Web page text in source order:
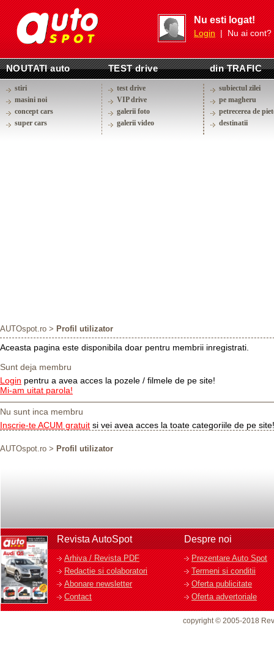
Nu esti logat!
Login| Nu ai cont?
NOUTATI auto TEST drive din TRAFIC
stiri
masini noi
concept cars
super cars
test drive
VIP drive
galerii foto
galerii video
subiectul zilei
pe magheru
petrecerea de
destinatii
AUTOspot.ro > Profil utilizator
Aceasta pagina este disponibila doar pentru membrii inregistrati.
Sunt deja membru
Login pentru a avea acces la pozele / filmele de pe site!
Mi-am uitat parola!
Nu sunt inca membru
Inscrie-te ACUM gratuit si vei avea acces la toate categoriile de pe site!
AUTOspot.ro > Profil utilizator
Revista AutoSpot
Arhiva / Revista PDF
Redactie si colaboratori
Abonare newsletter
Contact
Despre noi
Prezentare Auto Spot
Termeni si conditii
Oferta publicitate
Oferta advertoriale
copyright © 2005-2018